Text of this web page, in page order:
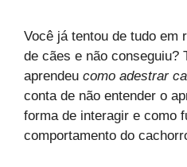
Você já tentou de tudo em
de cães e não conseguiu?
aprendeu como adestrar
conta de não entender o
forma de interagir e como
comportamento do